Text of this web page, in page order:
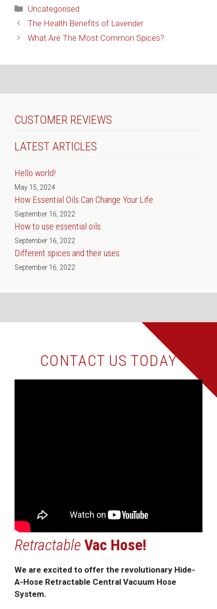
Categories
Uncategorised
The Health Benefits of Lavender
What Are The Most Common Spices?
CUSTOMER REVIEWS
LATEST ARTICLES
Hello world!
May 15, 2024
How Essential Oils Can Change Your Life
September 16, 2022
How to use essential oils
September 16, 2022
Different spices and their uses
September 16, 2022
CONTACT US TODAY
Retractable Vac Hose!
We are excited to offer the revolutionary Hide-
A-Hose Retractable Central Vacuum Hose
System.